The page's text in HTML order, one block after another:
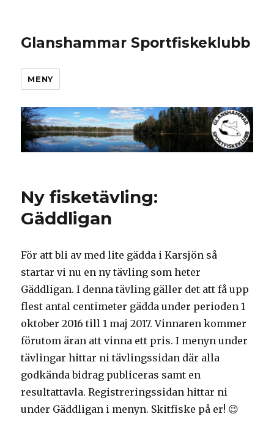
Glanshammar Sportfiskeklubb
MENY
Ny fisketävling:
Gäddligan
För att bli av med lite gädda i Karsjön så
startar vi nu en ny tävling som heter
Gäddligan. I denna tävling gäller det att få upp
flest antal centimeter gädda under perioden 1
oktober 2016 till 1 maj 2017. Vinnaren kommer
förutom äran att vinna ett pris. I menyn under
tävlingar hittar ni tävlingssidan där alla
godkända bidrag publiceras samt en
resultattavla. Registreringssidan hittar ni
under Gäddligan i menyn. Skitfiske på er! 😉